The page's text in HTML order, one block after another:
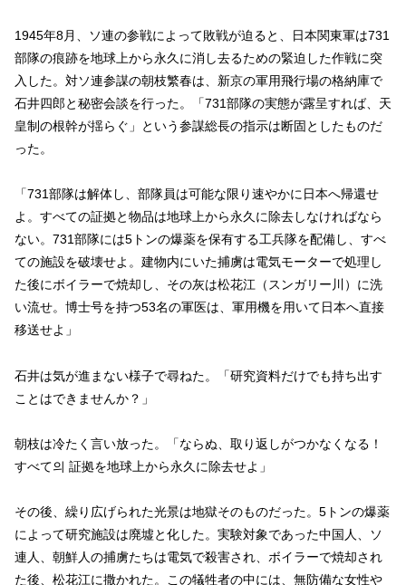
1945年8月、ソ連の参戦によって敗戦が迫ると、日本関東軍は731
部隊の痕跡を地球上から永久に消し去るための緊迫した作戦に突
入した。対ソ連参謀の朝枝繁春は、新京の軍用飛行場の格納庫で
石井四郎と秘密会談を行った。「731部隊の実態が露呈すれば、天
皇制の根幹が揺らぐ」という参謀総長の指示は断固としたものだ
った。
「731部隊は解体し、部隊員は可能な限り速やかに日本へ帰還せ
よ。すべての証拠と物品は地球上から永久に除去しなければなら
ない。731部隊には5トンの爆薬を保有する工兵隊を配備し、すべ
ての施設を破壊せよ。建物内にいた捕虜は電気モーターで処理し
た後にボイラーで焼却し、その灰は松花江（スンガリー川）に洗
い流せ。博士号を持つ53名の軍医は、軍用機を用いて日本へ直接
移送せよ」
石井は気が進まない様子で尋ねた。「研究資料だけでも持ち出す
ことはできませんか？」
朝枝は冷たく言い放った。「ならぬ、取り返しがつかなくなる！
すべて의 証拠を地球上から永久に除去せよ」
その後、繰り広げられた光景は地獄そのものだった。5トンの爆薬
によって研究施設は廃墟と化した。実験対象であった中国人、ソ
連人、朝鮮人の捕虜たちは電気で殺害され、ボイラーで焼却され
た後、松花江に撒かれた。この犠牲者の中には、無防備な女性や